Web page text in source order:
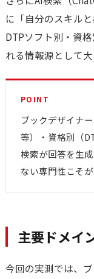
に「自分のスキル
DTPソフト別・資
れる情報源として大
POINT
ブックデザイナ
等）・資格別（
検索が回答を生
ない専門性こそ
主要ドメイ
今回の実測では、